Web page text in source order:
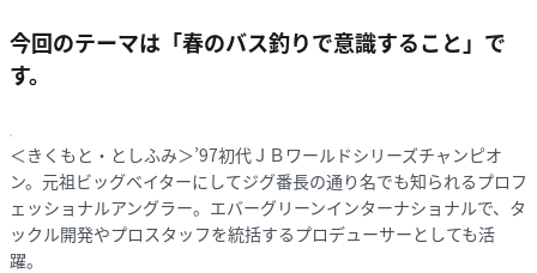
今回のテーマは「春のバス釣りで意識すること」で
す。
＜きくもと・としふみ＞’97初代ＪＢワールドシリーズチャンピオ
ン。元祖ビッグベイターにしてジグ番長の通り名でも知られるプロフ
ェッショナルアングラー。エバーグリーンインターナショナルで、タ
ックル開発やプロスタッフを統括するプロデューサーとしても活
躍。